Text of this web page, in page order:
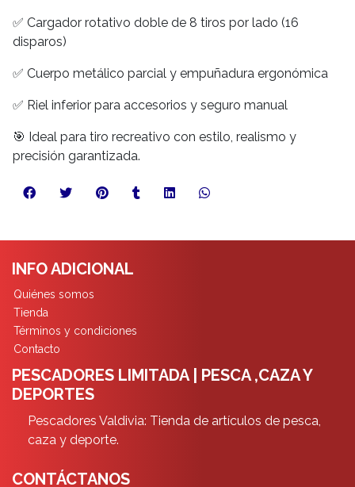
✅ Cargador rotativo doble de 8 tiros por lado (16
disparos)
✅ Cuerpo metálico parcial y empuñadura ergonómica
✅ Riel inferior para accesorios y seguro manual
🎯 Ideal para tiro recreativo con estilo, realismo y
precisión garantizada.
INFO ADICIONAL
Quiénes somos
Tienda
Términos y condiciones
Contacto
PESCADORES LIMITADA | PESCA ,CAZA Y
DEPORTES
Pescadores Valdivia: Tienda de artículos de pesca,
caza y deporte.
CONTÁCTANOS